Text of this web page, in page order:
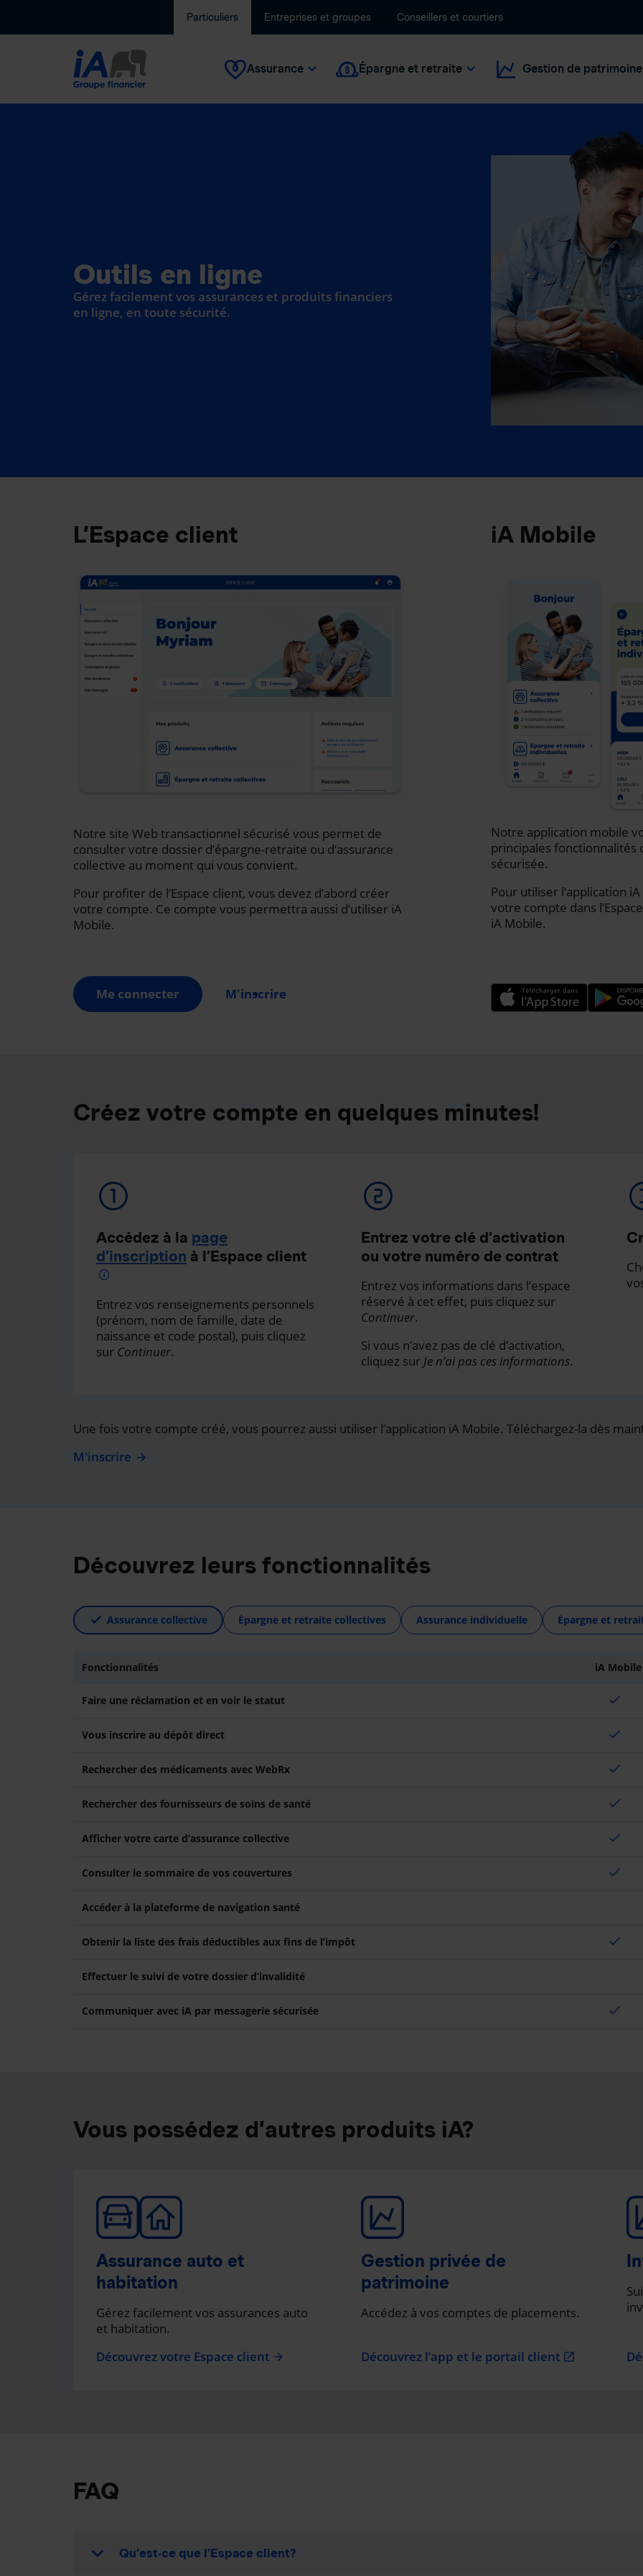
Particuliers Entreprises et groupes Conseillers et courtiers
Assurance Épargne et retraite Gestion de patrimoine
Outils en ligne
Gérez facilement vos assurances et produits financiers
en ligne, en toute sécurité.
L’Espace client
Notre site Web transactionnel sécurisé vous permet de
consulter votre dossier d’épargne-retraite ou d’assurance
collective au moment qui vous convient.
Pour profiter de l’Espace client, vous devez d’abord créer
votre compte. Ce compte vous permettra aussi d’utiliser iA
Mobile.
Me connecter M'inscrire
iA Mobile
Notre application mobile
principales fonctionnalités
sécurisée.
Pour utiliser l’application
votre compte dans
iA Mobile.
Créez votre compte en quelques minutes!
Accédez à la page
d’inscription à l’Espace client
Entrez vos renseignements personnels
(prénom, nom de famille, date de
naissance et code postal), puis cliquez
sur Continuer.
Entrez votre clé d’activation
ou votre numéro de contrat
Entrez vos informations dans l’espace
réservé à cet effet, puis cliquez sur
Continuer.
Si vous n’avez pas de clé d’activation,
cliquez sur Je n’ai pas ces informations.
Une fois votre compte créé, vous pourrez aussi utiliser l’application iA Mobile. Téléchargez-la dès
M'inscrire
Découvrez leurs fonctionnalités
Assurance collective Épargne et retraite collectives Assurance individuelle Épargne et
Fonctionnalités iA Mobile
Faire une réclamation et en voir le statut check
Vous inscrire au dépôt direct check
Rechercher des médicaments avec WebRx check
Rechercher des fournisseurs de soins de santé check
Afficher votre carte d’assurance collective check
Consulter le sommaire de vos couvertures check
Accéder à la plateforme de navigation santé
Obtenir la liste des frais déductibles aux fins de l’impôt check
Effectuer le suivi de votre dossier d’invalidité
Communiquer avec iA par messagerie sécurisée check
Vous possédez d’autres produits iA?
Assurance auto et
habitation
Gérez facilement vos assurances auto
et habitation.
Découvrez votre Espace client arrow_forward
Gestion privée de
patrimoine
Accédez à vos comptes de placements.
Découvrez l’app et le portail client open_in_new
FAQ
Qu’est-ce que l’Espace client?